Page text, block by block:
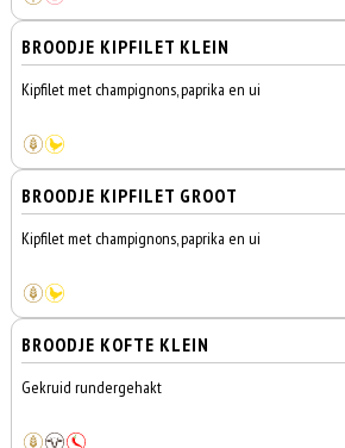
BROODJE KIPFILET KLEIN
Kipfilet met champignons, paprika en ui
BROODJE KIPFILET GROOT
Kipfilet met champignons, paprika en ui
BROODJE KOFTE KLEIN
Gekruid rundergehakt